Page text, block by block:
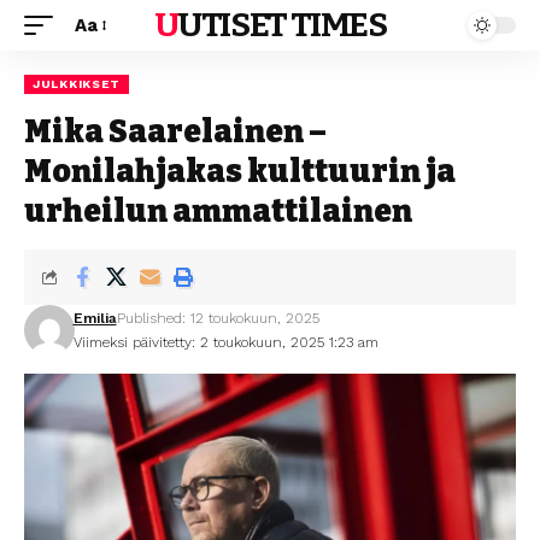
Aa UUTISET TIMES
JULKKIKSET
Mika Saarelainen –
Monilahjakas kulttuurin ja
urheilun ammattilainen
Viimeksi päivitetty: 2 toukokuun, 2025 1:23 am
EmiliaPublished: 12 toukokuun, 2025